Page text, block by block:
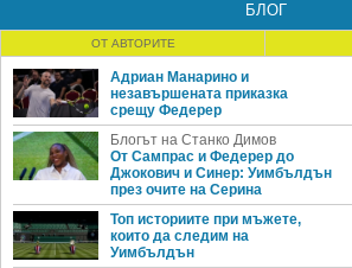
БЛОГ
ОТ АВТОРИТЕ
Адриан Манарино и
незавършената приказка
срещу Федерер
Блогът на Станко Димов
От Сампрас и Федерер до
Джокович и Синер: Уимбълдън
през очите на Серина
Топ историите при мъжете,
които да следим на
Уимбълдън